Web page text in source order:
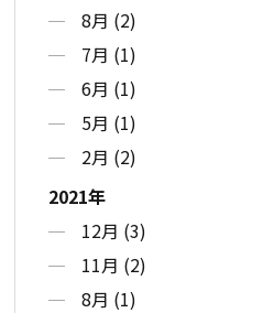
8月 (2)
7月 (1)
6月 (1)
5月 (1)
2月 (2)
2021年
12月 (3)
11月 (2)
8月 (1)